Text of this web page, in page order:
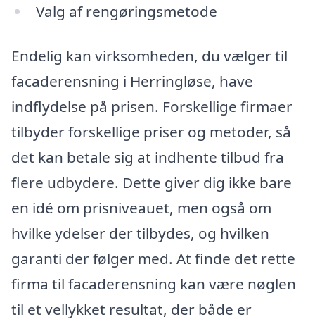
Valg af rengøringsmetode
Endelig kan virksomheden, du vælger til
facaderensning i Herringløse, have
indflydelse på prisen. Forskellige firmaer
tilbyder forskellige priser og metoder, så
det kan betale sig at indhente tilbud fra
flere udbydere. Dette giver dig ikke bare
en idé om prisniveauet, men også om
hvilke ydelser der tilbydes, og hvilken
garanti der følger med. At finde det rette
firma til facaderensning kan være nøglen
til et vellykket resultat, der både er